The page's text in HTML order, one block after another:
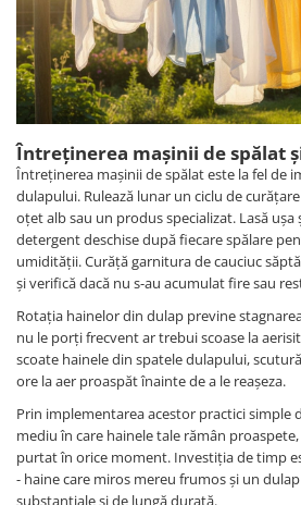
Întreținerea mașinii de spălat
Întreținerea mașinii de spălat este la fel de
dulapului. Rulează lunar un ciclu de
oțet alb sau un produs specializat. Lasă
detergent deschise după fiecare spălare
umidității. Curăță garnitura de cauciuc
și verifică dacă nu s-au acumulat fire sau
Rotația hainelor din dulap previne
nu le porți frecvent ar trebui scoase la
scoate hainele din spatele dulapului,
ore la aer proaspăt înainte de a le reașeza.
Prin implementarea acestor practici simple
mediu în care hainele tale rămân
purtat în orice moment. Investiția de timp
- haine care miros mereu frumos și un
substanțiale și de lungă durată.